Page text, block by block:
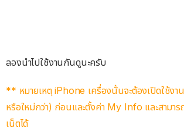
ลองนำไปใช้งานกันดูนะครับ
** หมายเหตุ iPhone เครื่องนั้นจะต้องเปิดใช้ง
หรือใหม่กว่า) ก่อนและตั้งค่า My Info และสามาร
เน็ตได้